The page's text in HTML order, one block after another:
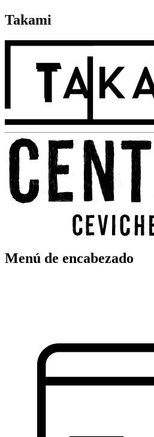
Takami
Menú de encabezado